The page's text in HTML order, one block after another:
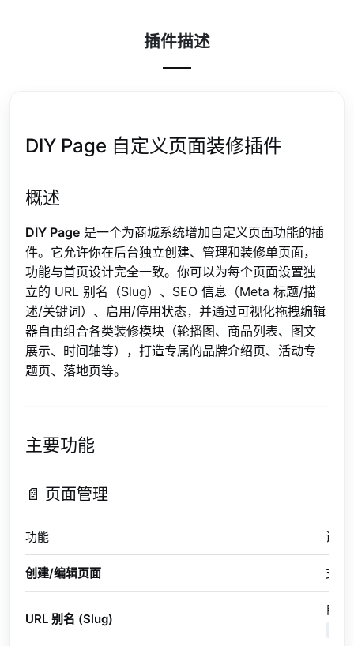
插件描述
DIY Page 自定义页面装修插件
概述
DIY Page 是一个为商城系统增加自定义页面功能的插
件。它允许你在后台独立创建、管理和装修单页面，
功能与首页设计完全一致。你可以为每个页面设置独
立的 URL 别名（Slug）、SEO 信息（Meta 标题/描
述/关键词）、启用/停用状态，并通过可视化拖拽编辑
器自由组合各类装修模块（轮播图、商品列表、图文
展示、时间轴等），打造专属的品牌介绍页、活动专
题页、落地页等。
主要功能
📄 页面管理
功能 说明
创建/编辑页面 支持
URL 别名 (Slug)
自定